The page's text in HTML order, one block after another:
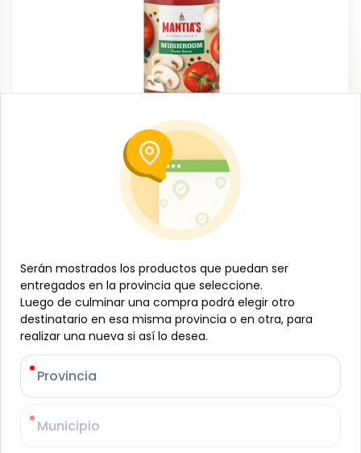
Conservas, enlatados y congelados
Pasta de tomate sabor a Champiñones,
680 g, Mantias
B-JAM-001-1444
$3 69
Especificaciones
- +
Pasta de tomate sabor a champiñones, 680 g,
Serán mostrados los productos que puedan ser
entregados en la provincia que seleccione.
Luego de culminar una compra podrá elegir otro
destinatario en esa misma provincia o en otra, para
realizar una nueva si así lo desea.
Provincia
Municipio
Serán mostrados los productos que puedan ser
entregados en la provincia que seleccione.
Luego de culminar una compra podrá elegir otro
destinatario en esa misma provincia o en otra, para
realizar una nueva si así lo desea.
Provincia
Municipio